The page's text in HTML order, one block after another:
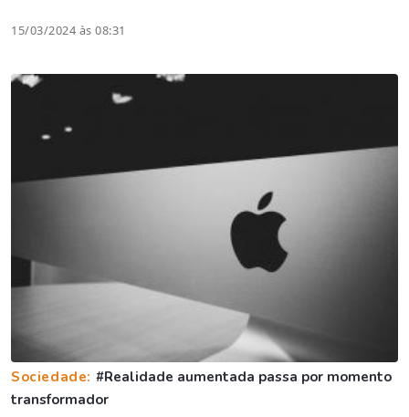
15/03/2024 às 08:31
Sociedade: #Realidade aumentada passa por momento
transformador